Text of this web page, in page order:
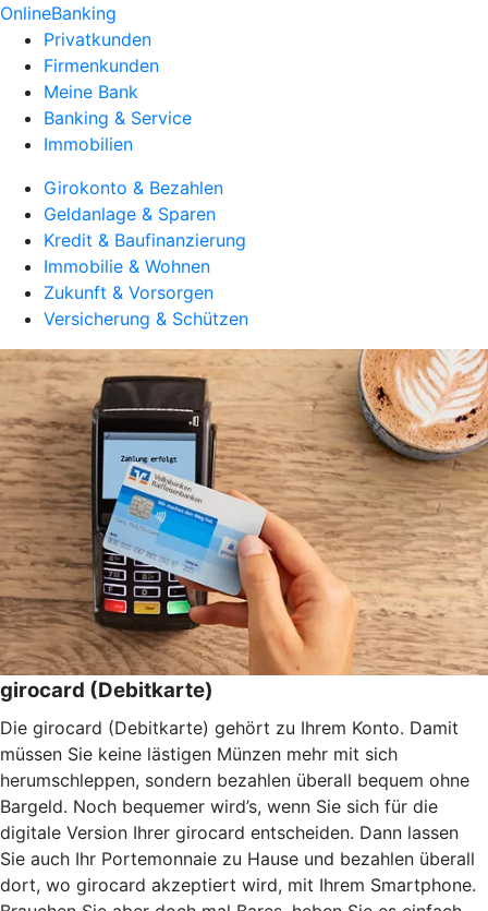
OnlineBanking
Privatkunden
Firmenkunden
Meine Bank
Banking & Service
Immobilien
Girokonto & Bezahlen
Geldanlage & Sparen
Kredit & Baufinanzierung
Immobilie & Wohnen
Zukunft & Vorsorgen
Versicherung & Schützen
girocard (Debitkarte)
Die girocard (Debitkarte) gehört zu Ihrem Konto. Damit
müssen Sie keine lästigen Münzen mehr mit sich
herumschleppen, sondern bezahlen überall bequem ohne
Bargeld. Noch bequemer wird’s, wenn Sie sich für die
digitale Version Ihrer girocard entscheiden. Dann lassen
Sie auch Ihr Portemonnaie zu Hause und bezahlen überall
dort, wo girocard akzeptiert wird, mit Ihrem Smartphone.